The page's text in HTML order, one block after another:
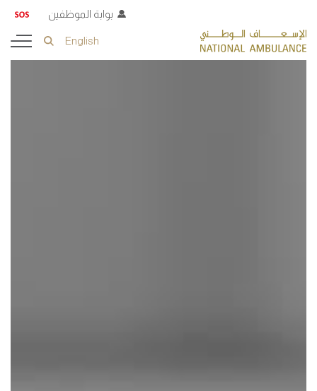
بوابة الموظفين
English